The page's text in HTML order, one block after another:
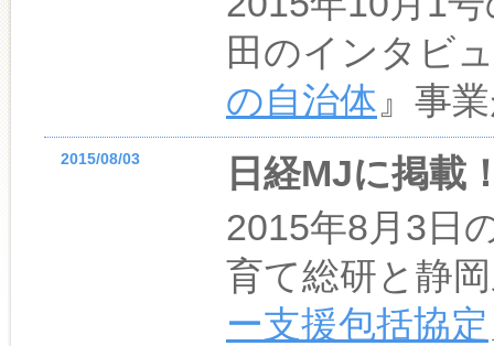
田のインタビ
の自治体 』事
2015/08/03
日経MJに掲載
2015年8月3日
育て総研と静
ー支援包括協定